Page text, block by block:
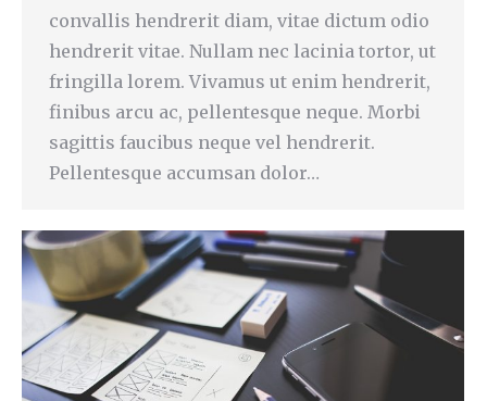
convallis hendrerit diam, vitae dictum odio
hendrerit vitae. Nullam nec lacinia tortor, ut
fringilla lorem. Vivamus ut enim hendrerit,
finibus arcu ac, pellentesque neque. Morbi
sagittis faucibus neque vel hendrerit.
Pellentesque accumsan dolor…